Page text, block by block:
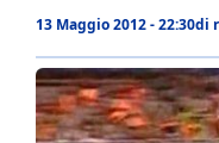
13 Maggio 2012 - 22:30di